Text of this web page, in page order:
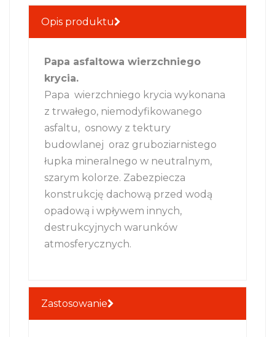
Opis produktu
Papa asfaltowa wierzchniego
krycia.
Papa wierzchniego krycia wykonana
z trwałego, niemodyfikowanego
asfaltu, osnowy z tektury
budowlanej oraz gruboziarnistego
łupka mineralnego w neutralnym,
szarym kolorze. Zabezpiecza
konstrukcję dachową przed wodą
opadową i wpływem innych,
destrukcyjnych warunków
atmosferycznych.
Zastosowanie